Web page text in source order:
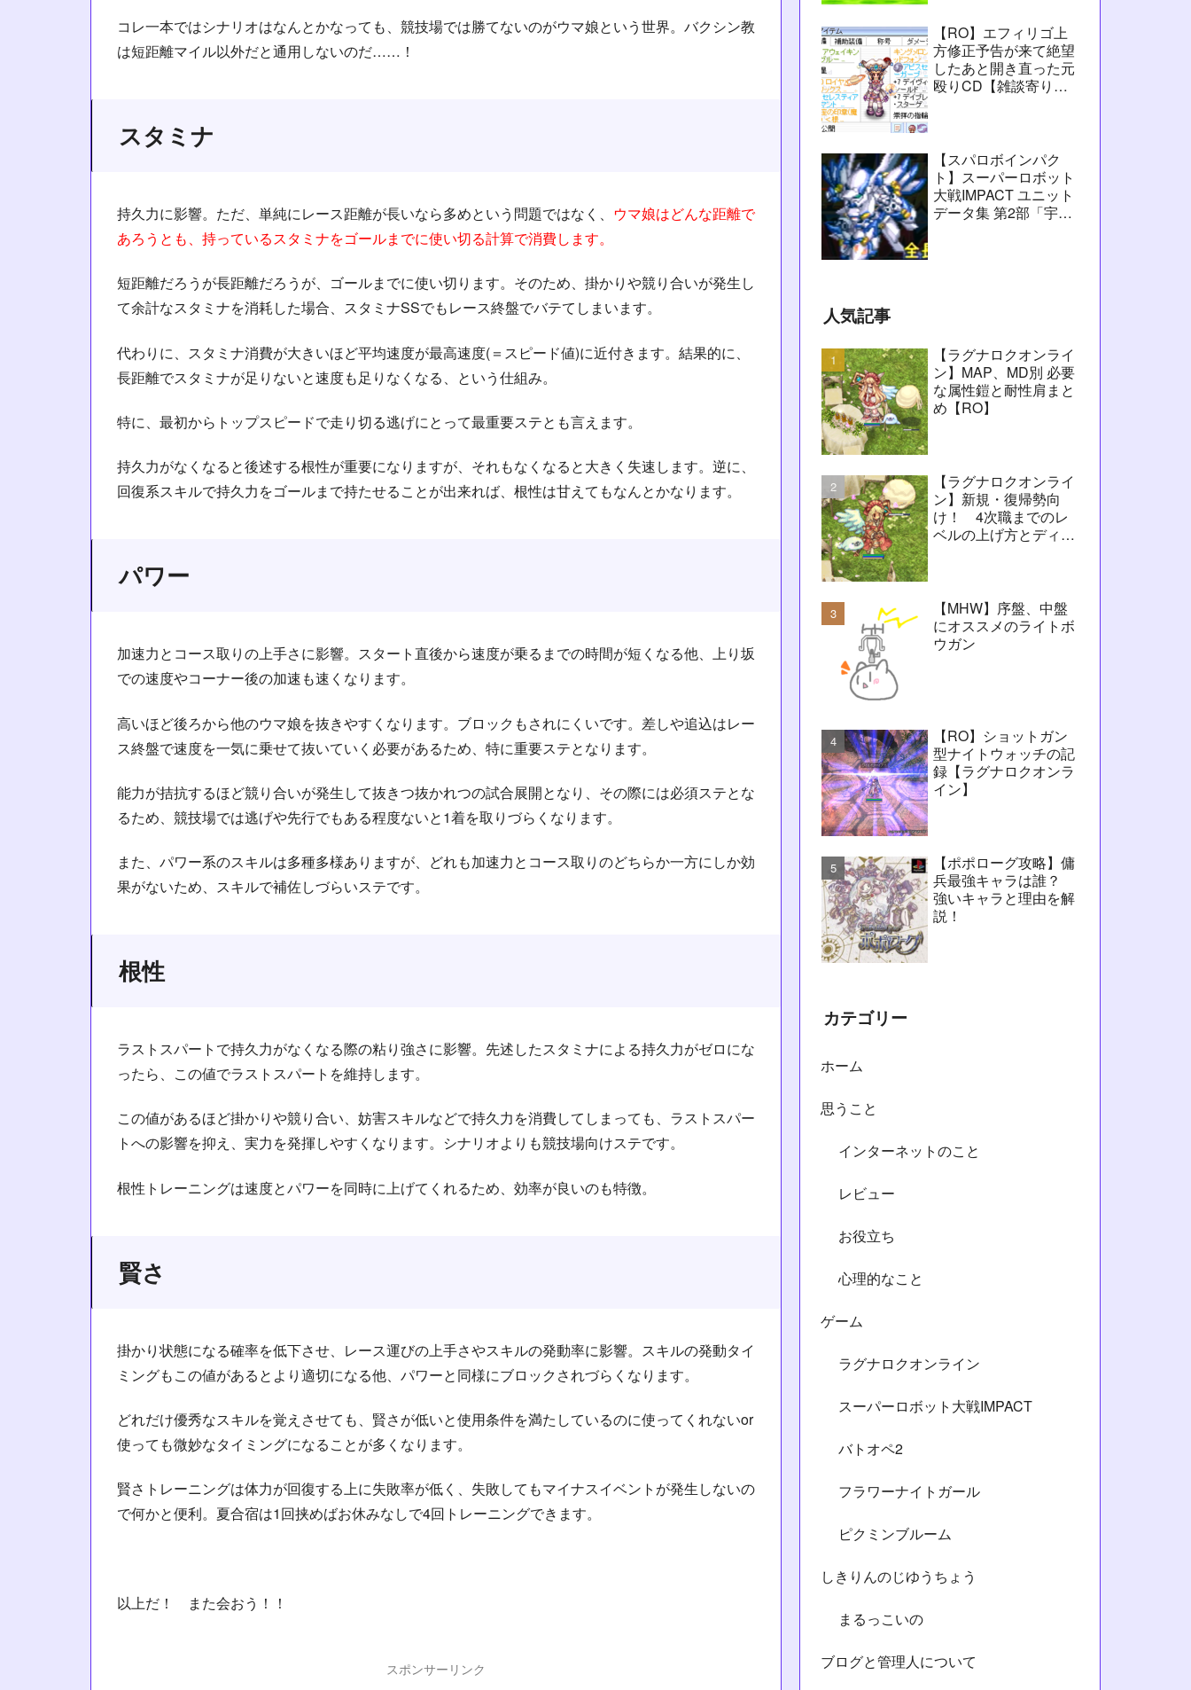
コレ一本ではシナリオはなんとかなっても、競技場では勝てないのがウマ娘という世界。バクシン教
は短距離マイル以外だと通用しないのだ……！
スタミナ
持久力に影響。ただ、単純にレース距離が長いなら多めという問題ではなく、 ウマ娘はどんな距離で
あろうとも、持っているスタミナをゴールまでに使い切る計算で消費します。
短距離だろうが長距離だろうが、ゴールまでに使い切ります。そのため、掛かりや競り合いが発生し
て余計なスタミナを消耗した場合、スタミナSSでもレース終盤でバテてしまいます。
代わりに、スタミナ消費が大きいほど平均速度が最高速度(＝スピード値)に近付きます。結果的に、
長距離でスタミナが足りないと速度も足りなくなる、という仕組み。
特に、最初からトップスピードで走り切る逃げにとって最重要ステとも言えます。
持久力がなくなると後述する根性が重要になりますが、それもなくなると大きく失速します。逆に、
回復系スキルで持久力をゴールまで持たせることが出来れば、根性は甘えてもなんとかなります。
パワー
加速力とコース取りの上手さに影響。スタート直後から速度が乗るまでの時間が短くなる他、上り坂
での速度やコーナー後の加速も速くなります。
高いほど後ろから他のウマ娘を抜きやすくなります。ブロックもされにくいです。差しや追込はレー
ス終盤で速度を一気に乗せて抜いていく必要があるため、特に重要ステとなります。
能力が拮抗するほど競り合いが発生して抜きつ抜かれつの試合展開となり、その際には必須ステとな
るため、競技場では逃げや先行でもある程度ないと1着を取りづらくなります。
また、パワー系のスキルは多種多様ありますが、どれも加速力とコース取りのどちらか一方にしか効
果がないため、スキルで補佐しづらいステです。
根性
ラストスパートで持久力がなくなる際の粘り強さに影響。先述したスタミナによる持久力がゼロにな
ったら、この値でラストスパートを維持します。
この値があるほど掛かりや競り合い、妨害スキルなどで持久力を消費してしまっても、ラストスパー
トへの影響を抑え、実力を発揮しやすくなります。シナリオよりも競技場向けステです。
根性トレーニングは速度とパワーを同時に上げてくれるため、効率が良いのも特徴。
賢さ
掛かり状態になる確率を低下させ、レース運びの上手さやスキルの発動率に影響。スキルの発動タイ
ミングもこの値があるとより適切になる他、パワーと同様にブロックされづらくなります。
どれだけ優秀なスキルを覚えさせても、賢さが低いと使用条件を満たしているのに使ってくれないor
使っても微妙なタイミングになることが多くなります。
賢さトレーニングは体力が回復する上に失敗率が低く、失敗してもマイナスイベントが発生しないの
で何かと便利。夏合宿は1回挟めばお休みなしで4回トレーニングできます。
以上だ！ また会おう！！
スポンサーリンク
【RO】エフィリゴ上
方修正予告が来て絶望
したあと開き直った元
殴りCD【雑談寄りの
【スパロボインパク
ト】スーパーロボット
大戦IMPACT ユニット
データ集 第2部「宇宙
人気記事
【ラグナロクオンライ
ン】MAP、MD別 必要
な属性鎧と耐性肩まと
め【RO】
【ラグナロクオンライ
ン】新規・復帰勢向
け！ 4次職までのレ
ベルの上げ方とディレ
【MHW】序盤、中盤
にオススメのライトボ
ウガン
【RO】ショットガン
型ナイトウォッチの記
録【ラグナロクオンラ
イン】
【ポポローグ攻略】傭
兵最強キャラは誰？
強いキャラと理由を解
説！
カテゴリー
ホーム
思うこと
インターネットのこと
レビュー
お役立ち
心理的なこと
ゲーム
ラグナロクオンライン
スーパーロボット大戦IMPACT
バトオペ2
フラワーナイトガール
ピクミンブルーム
しきりんのじゆうちょう
まるっこいの
ブログと管理人について